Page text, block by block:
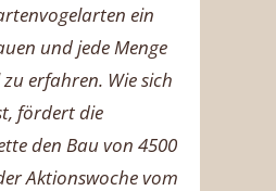
ein
und jede Menge
erfahren. Wie sich
fördert die
den Bau von 4500
Aktionswoche vom